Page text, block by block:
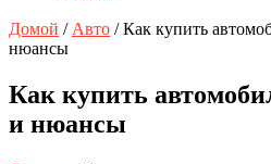
Домой / Авто / Как купить
нюансы
Как купить
и нюансы